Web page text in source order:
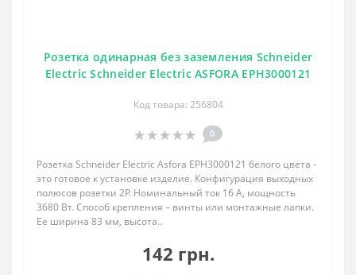
Розетка одинарная без заземления Schneider
Electric Schneider Electric ASFORA EPH3000121
Код товара: 256804
0
Розетка Schneider Electric Asfora EPH3000121 белого цвета -
это готовое к установке изделие. Конфигурация выходных
полюсов розетки 2P. Номинальный ток 16 А, мощность
3680 Вт. Способ крепления – винты или монтажные лапки.
Ее ширина 83 мм, высота..
142 грн.